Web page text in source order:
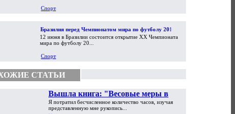
Спорт
Бразилия перед Чемпионатом мира по футболу 2014
12 июня в Бразилии состоится открытие XX Чемпионата
мира по футболу 20...
Спорт
СТАТЬИ
Вышла книга: "Весовые меры в
торговой практике Античности и
Я потратил бесчисленное количество часов, изучая
представленную мне рукопись...